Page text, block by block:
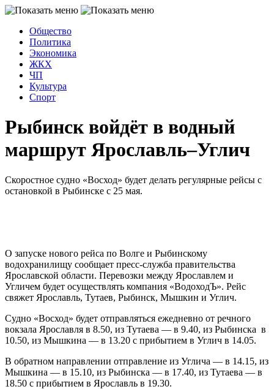
Общество
Политика
Экономика
ЖКХ
ЧП
Культура
Спорт
Рыбинск войдёт в водный
маршрут Ярославль–Углич
Скоростное судно «Восход» будет делать регулярные рейсы с
остановкой в Рыбинске с 25 мая.
О запуске нового рейса по Волге и Рыбинскому
водохранилищу сообщает пресс-служба правительства
Ярославской области. Перевозки между Ярославлем и
Угличем будет осуществлять компания «ВодоходЪ». Рейс
свяжет Ярославль, Тутаев, Рыбинск, Мышкин и Углич.
Судно «Восход» будет отправляться ежедневно от речного
вокзала Ярославля в 8.50, из Тутаева — в 9.40, из Рыбинска в
10.50, из Мышкина — в 13.20 с прибытием в Углич в 14.05.
В обратном направлении отправление из Углича — в 14.15, из
Мышкина — в 15.10, из Рыбинска — в 17.40, из Тутаева — в
18.50 с прибытием в Ярославль в 19.30.